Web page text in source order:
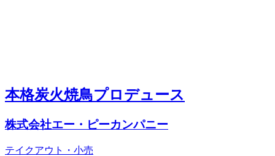
本格炭火焼鳥プロデュース
株式会社エー・ピーカンパニー
テイクアウト・小売